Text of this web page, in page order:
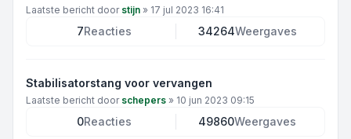
Laatste bericht door stijn » 17 jul 2023 16:41
7Reacties 34264Weergaves
Stabilisatorstang voor vervangen
Laatste bericht door schepers » 10 jun 2023 09:15
0Reacties 49860Weergaves